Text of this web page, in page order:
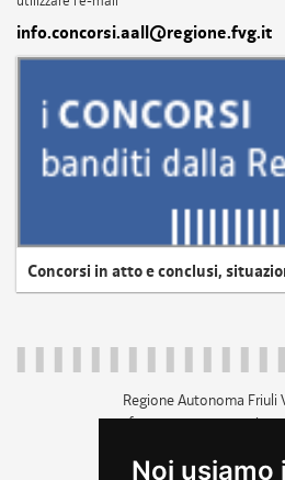
Noi usiamo
info.concorsi.aall@regione.fvg.it
Concorsi in atto e conclusi,
Regione Autonoma Friuli
c.f. 80014930327; p.iva
+39 040